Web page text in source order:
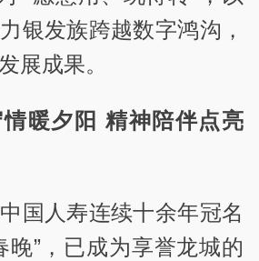
银发族跨越数字鸿沟，
展成果。
暖夕阳 精神陪伴点亮
国人寿连续十余年冠名
晚”，已成为享誉龙城的